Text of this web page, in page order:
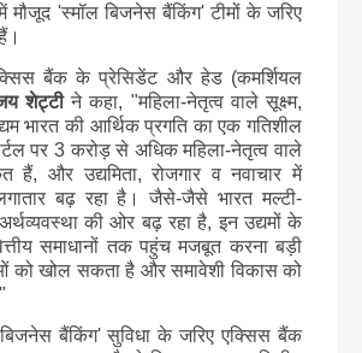
मौजूद 'स्मॉल बिजनेस बैंकिंग'टीमों के जरिए
बैंक के प्रेसिडेंट और हेड(कमर्शियल
शेट्टी ने कहा, "महिला-नेतृत्व वाले सूक्ष्म,
भारत की आर्थिक प्रगति का एक गतिशील
पर 3करोड़ से अधिक महिला-नेतृत्व वाले
हैं, और उद्यमिता,रोजगार व नवाचार में
बढ़ रहा है। जैसे-जैसे भारत मल्टी-
अर्थव्यवस्था की ओर बढ़ रहा है,इन उद्यमों के
समाधानों तक पहुंच मजबूत करना बड़ी
को खोल सकता है और समावेशी विकास को
"
बिजनेस बैंकिंग'सुविधा के जरिए एक्सिस बैंक